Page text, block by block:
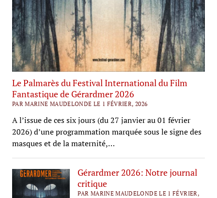
Le Palmarès du Festival International du Film
Fantastique de Gérardmer 2026
PAR MARINE MAUDELONDE LE 1 FÉVRIER, 2026
A l’issue de ces six jours (du 27 janvier au 01 février
2026) d’une programmation marquée sous le signe des
masques et de la maternité,…
Gérardmer 2026: Notre journal
critique
PAR MARINE MAUDELONDE LE 1 FÉVRIER,